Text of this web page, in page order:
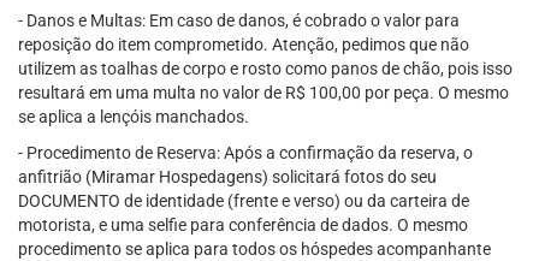
- Danos e Multas: Em caso de danos, é cobrado o valor para
reposição do item comprometido. Atenção, pedimos que não
utilizem as toalhas de corpo e rosto como panos de chão, pois isso
resultará em uma multa no valor de R$ 100,00 por peça. O mesmo
se aplica a lençóis manchados.
- Procedimento de Reserva: Após a confirmação da reserva, o
anfitrião (Miramar Hospedagens) solicitará fotos do seu
DOCUMENTO de identidade (frente e verso) ou da carteira de
motorista, e uma selfie para conferência de dados. O mesmo
procedimento se aplica para todos os hóspedes acompanhante